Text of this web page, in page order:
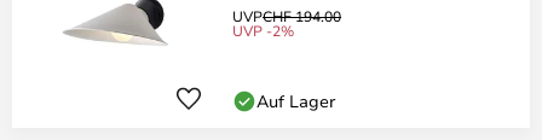
UVPCHF 194.00
UVP -2%
Auf Lager